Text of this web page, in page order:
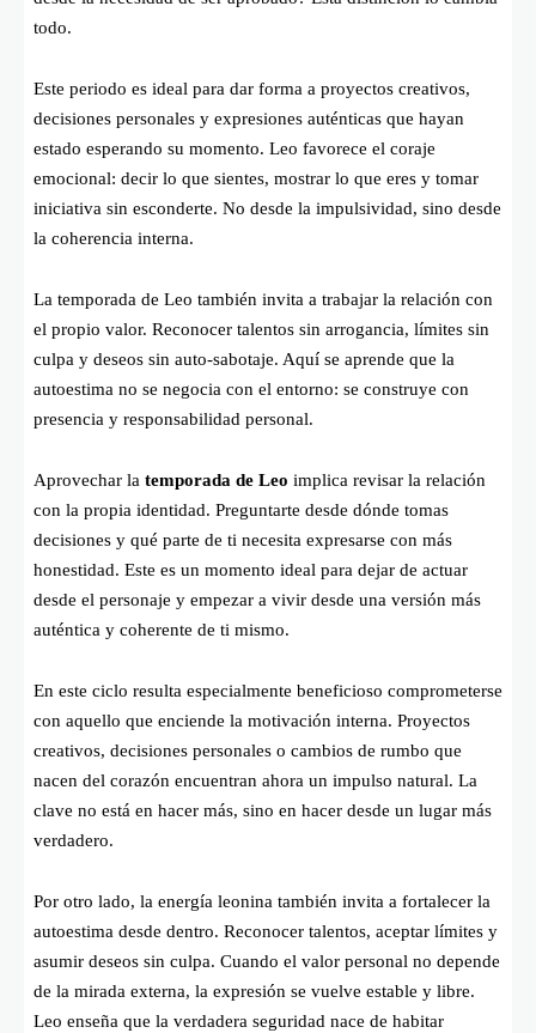
todo.
Este periodo es ideal para dar forma a proyectos creativos,
decisiones personales y expresiones auténticas que hayan
estado esperando su momento. Leo favorece el coraje
emocional: decir lo que sientes, mostrar lo que eres y tomar
iniciativa sin esconderte. No desde la impulsividad, sino desde
la coherencia interna.
La temporada de Leo también invita a trabajar la relación con
el propio valor. Reconocer talentos sin arrogancia, límites sin
culpa y deseos sin auto-sabotaje. Aquí se aprende que la
autoestima no se negocia con el entorno: se construye con
presencia y responsabilidad personal.
Aprovechar la temporada de Leo implica revisar la relación
con la propia identidad. Preguntarte desde dónde tomas
decisiones y qué parte de ti necesita expresarse con más
honestidad. Este es un momento ideal para dejar de actuar
desde el personaje y empezar a vivir desde una versión más
auténtica y coherente de ti mismo.
En este ciclo resulta especialmente beneficioso comprometerse
con aquello que enciende la motivación interna. Proyectos
creativos, decisiones personales o cambios de rumbo que
nacen del corazón encuentran ahora un impulso natural. La
clave no está en hacer más, sino en hacer desde un lugar más
verdadero.
Por otro lado, la energía leonina también invita a fortalecer la
autoestima desde dentro. Reconocer talentos, aceptar límites y
asumir deseos sin culpa. Cuando el valor personal no depende
de la mirada externa, la expresión se vuelve estable y libre.
Leo enseña que la verdadera seguridad nace de habitar